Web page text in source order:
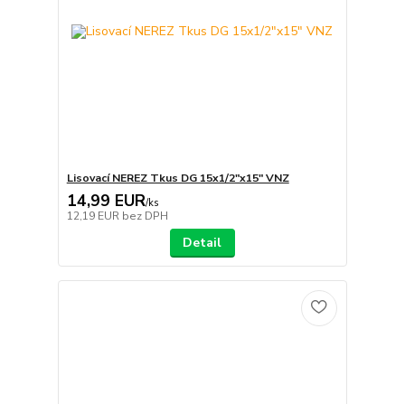
Lisovací NEREZ Tkus DG 15x1/2"x15" VNZ
14,99 EUR/ks
12,19 EUR bez DPH
Detail